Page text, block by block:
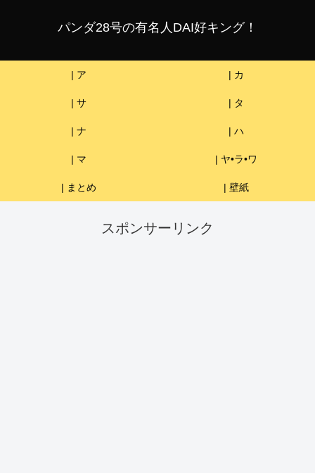
パンダ28号の有名人DAI好キング！
| ア | カ
| サ | タ
| ナ | ハ
| マ | ヤ•ラ•ワ
| まとめ | 壁紙
スポンサーリンク